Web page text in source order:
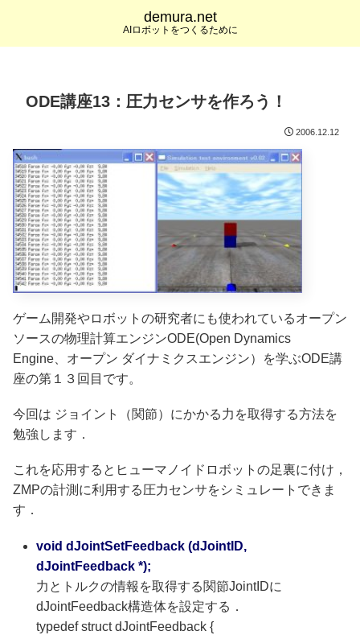
demura.net
AIロボットをつくるために
ODE講座13：圧力センサを作ろう！
2006.12.12
ゲーム開発やロボットの研究者にも使われているオープン
ソースの物理計算エンジンODE(Open Dynamics
Engine、オープン ダイナミクスエンジン）を学ぶODE講
座の第１３回目です。
今回は ジョイント（関節）にかかる力を取得する方法を
勉強します．
これを応用するとヒューマノイドロボットの足裏に付け，
ZMPの計測に利用する圧力センサをシミュレートできま
す．
void dJointSetFeedback (dJointID,
dJointFeedback *);
力とトルクの情報を取得する関節JointIDに
dJointFeedback構造体を設定する．
typedef struct dJointFeedback {